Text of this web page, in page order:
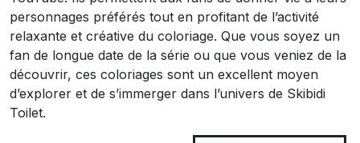
personnages préférés tout en profitant de l’activité
relaxante et créative du coloriage. Que vous soyez un
fan de longue date de la série ou que vous veniez de la
découvrir, ces coloriages sont un excellent moyen
d’explorer et de s’immerger dans l’univers de Skibidi
Toilet.